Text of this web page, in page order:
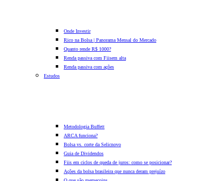
Onde Investir
Rico na Bolsa | Panorama Mensal do Mercado
Quanto rende R$ 1000?
Renda passiva com Fiisem alta
Renda passiva com ações
Estudos
Metodologia Buffett
ARCA funciona?
Bolsa vs. corte da Selicnovo
Guia de Dividendos
Fiis em ciclos de queda de juros: como se posicionar?
Ações da bolsa brasileira que nunca deram prejuízo